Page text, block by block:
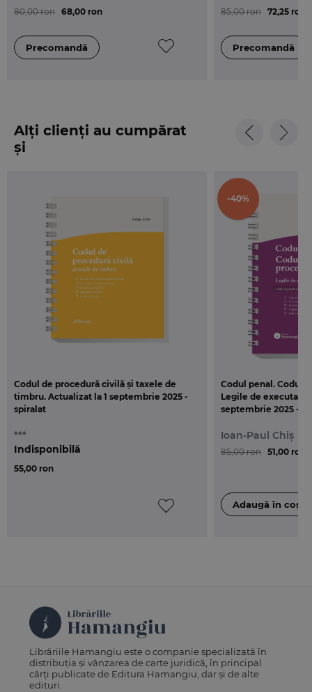
80,00 ron 68,00 ron 85,00 ron 72,25 ron
Alți clienți au cumpărat
și
Codul de procedură civilă și taxele de
timbru. Actualizat la 1 septembrie 2025 -
spiralat
***
55,00 ron
Indisponibilă
-40%
Codul penal. Codul
Legile de executare.
septembrie 2025 -
Ioan-Paul Chiș
85,00 ron 51,00 ron
Librăriile Hamangiu este o companie specializată în
distribuția și vânzarea de carte juridică, în principal
cărți publicate de Editura Hamangiu, dar și de alte
edituri.